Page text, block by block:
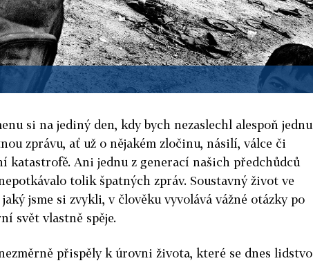
si na jediný den, kdy bych nezaslechl alespoň jednu
zprávu, ať už o nějakém zločinu, násilí, válce či
katastrofě. Ani jednu z generací našich předchůdců
tolik špatných zpráv. Soustavný život ve
jsme si zvykli, v člověku vyvolává vážné otázky po
svět vlastně spěje.
přispěly k úrovni života, které se dnes lidstvo